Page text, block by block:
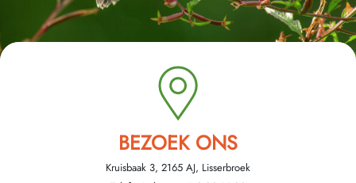
BEZOEK ONS
Kruisbaak 3, 2165 AJ, Lisserbroek